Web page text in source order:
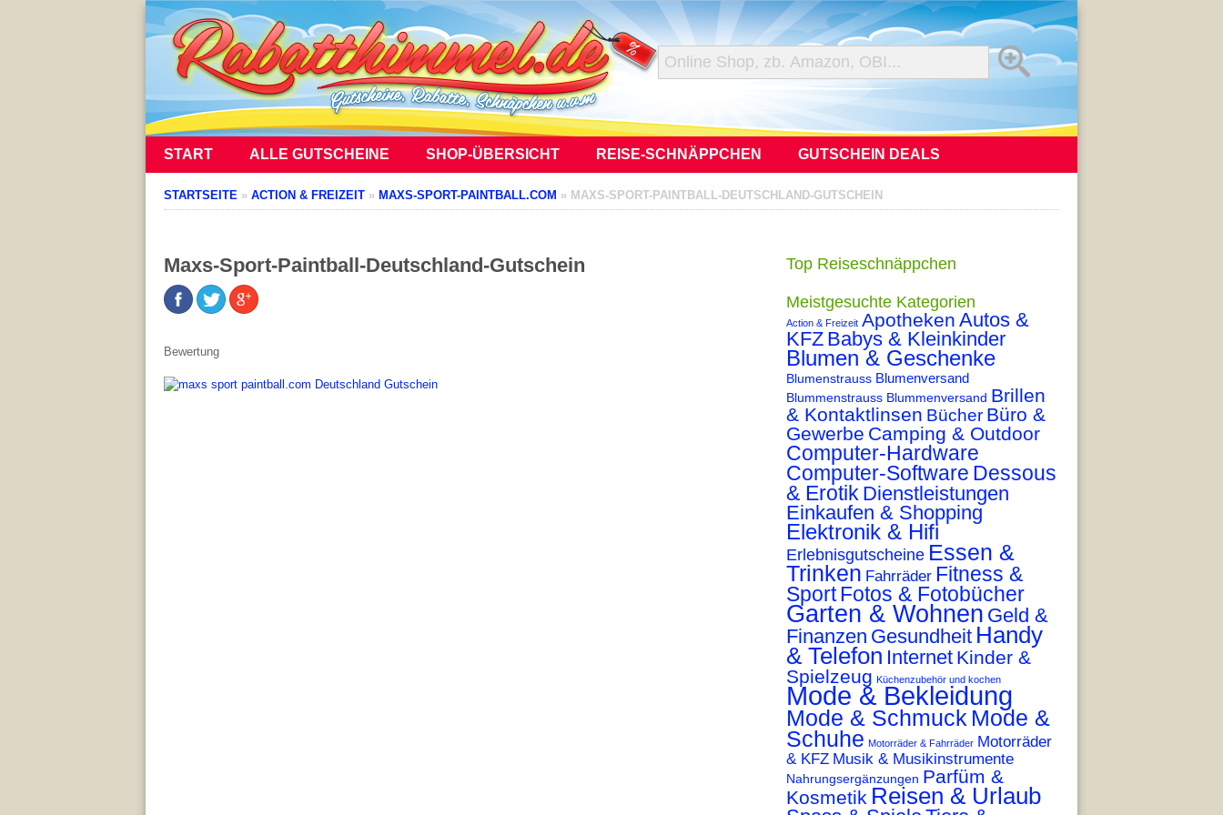
START ALLE GUTSCHEINE SHOP-ÜBERSICHT REISE-SCHNÄPPCHEN GUTSCHEIN DEALS
STARTSEITE » ACTION & FREIZEIT » MAXS-SPORT-PAINTBALL.COM » MAXS-SPORT-PAINTBALL-DEUTSCHLAND-GUTSCHEIN
Maxs-Sport-Paintball-Deutschland-Gutschein
Bewertung
Top Reiseschnäppchen
Meistgesuchte Kategorien
Action & Freizeit Apotheken Autos &
KFZ Babys & Kleinkinder
Blumen & Geschenke
Blumenstrauss Blumenversand
Blummenstrauss Blummenversand Brillen
& Kontaktlinsen Bücher Büro &
Gewerbe Camping & Outdoor
Computer-Hardware
Computer-Software Dessous
& Erotik Dienstleistungen
Einkaufen & Shopping
Elektronik & Hifi
Erlebnisgutscheine Essen &
Trinken Fahrräder Fitness &
SportFotos & Fotobücher
Garten & Wohnen Geld &
Finanzen Gesundheit Handy
& Telefon Internet Kinder &
Spielzeug Küchenzubehör und kochen
Mode & Bekleidung
Mode & Schmuck Mode &
Schuhe Motorräder & Fahrräder Motorräder
& KFZ Musik & Musikinstrumente
Nahrungsergänzungen Parfüm &
Kosmetik Reisen & Urlaub